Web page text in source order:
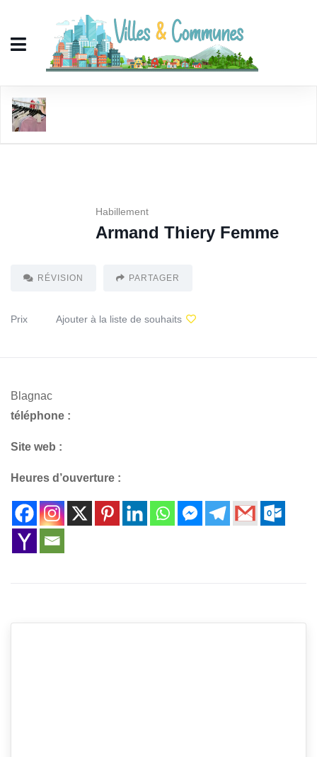
Habillement
Armand Thiery Femme
RÉVISION PARTAGER
Prix Ajouter à la liste de souhaits
Blagnac
téléphone :
Site web :
Heures d’ouverture :